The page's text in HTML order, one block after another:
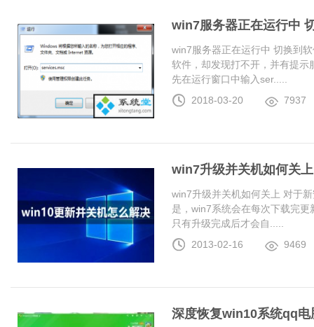
win7服务器正在运行中
win7服务器正在运行中 切换到
软件，却发现打不开，并有提
先在运行窗口中输入ser.....
2018-03-20
7937
win7升级并关机如何关上
win7升级并关机如何关上 对于
是，win7系统会在每次下载完
只有升级完成后才会自.....
2013-02-16
9469
深度恢复win10系统qq